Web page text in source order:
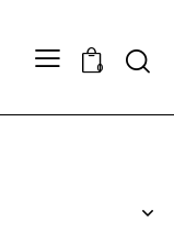
0